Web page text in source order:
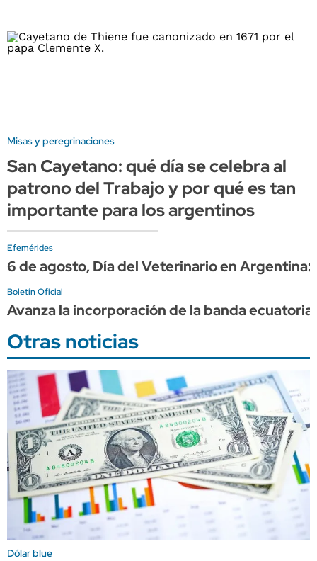
Misas y peregrinaciones
San Cayetano: qué día se celebra al
patrono del Trabajo y por qué es tan
importante para los argentinos
Efemérides
6 de agosto, Día del Veterinario en
Boletín Oficial
Avanza la incorporación de la banda
Otras noticias
Dólar blue